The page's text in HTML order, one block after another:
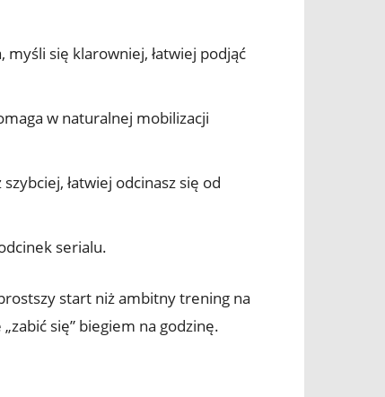
się klarowniej, łatwiej podjąć
w naturalnej mobilizacji
łatwiej odcinasz się od
serialu.
start niż ambitny trening na
się” biegiem na godzinę.